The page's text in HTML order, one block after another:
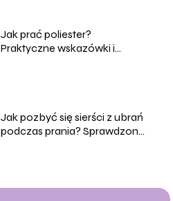
Jak prać poliester?
Praktyczne wskazówki i
Jak pozbyć się sierści z ubrań
podczas prania? Sprawdzone